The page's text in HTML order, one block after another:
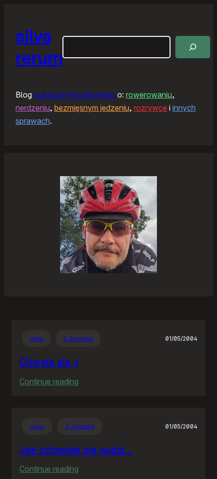
silva
rerum
Blog Łukasza Horodeckiego o: rowerowaniu,
nerdzeniu, bezmięsnym jedzeniu, rozrywce i innych
sprawach.
Varia Z Joggera 01/05/2004
Chwalę się :)
Continue reading
Linux Z Joggera 01/05/2004
Jak człowiek się nudzi…
Continue reading